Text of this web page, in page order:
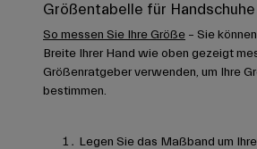
Größentabelle für Handschuhe
So messen Sie Ihre Größe – Sie
Breite Ihrer Hand wie oben gezeigt
Größenratgeber verwenden, um Ihre
bestimmen.
Legen Sie das Maßband um